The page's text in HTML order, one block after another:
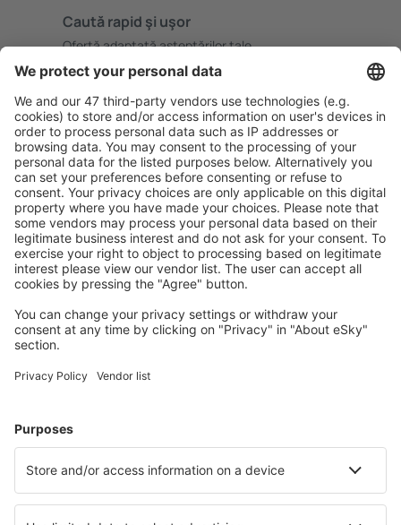
Caută rapid şi uşor
Ofertă adaptată aşteptărilor tale.
Planifică ȋn siguranţă
Rezervare fără griji cu opțiune gratuită de anulare.
Economiseşte mai mult
Prețuri atractive și oferte speciale pentru utilizatorii
conectați.
Cazarea preferată
Alege din peste 1,3 mil. de opţiuni: hoteluri, cabane,
Cele mai căutate hoteluri de către utilizatorii eSky
Hoteluri în Chania
Hoteluri în Rethimnon Hoteluri în Salonic
Hoteluri în Volos Hoteluri în Sami